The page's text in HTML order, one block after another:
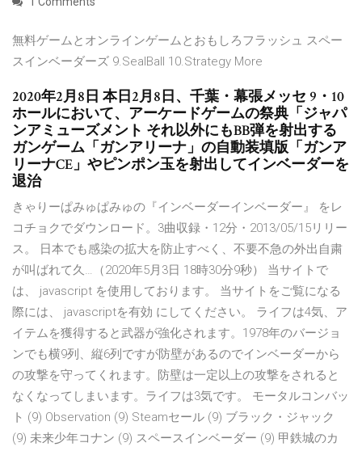
無料ゲームとオンラインゲームとおもしろフラッシュ スペー
スインベーダーズ 9.SealBall 10.Strategy More
2020年2月8日 本日2月8日、千葉・幕張メッセ 9・10
ホールにおいて、アーケードゲームの祭典「ジャパ
ンアミューズメント それ以外にもBB弾を射出する
ガンゲーム「ガンアリーナ」の自動装填版「ガンア
リーナCE」やピンポン玉を射出してインベーダーを
退治
きゃりーぱみゅぱみゅの『インベーダーインベーダー』 をレ
コチョクでダウンロード。3曲収録・12分・2013/05/15リリー
ス。 日本でも感染の拡大を防止すべく、不要不急の外出自粛
が叫ばれて久…（2020年5月3日 18時30分9秒） 当サイトで
は、 javascript を使用しております。 当サイトをご覧になる
際には、 javascriptを有効 にしてください。 ライフは4気、ア
イテムを獲得すると武器が強化されます。1978年のバージョ
ンでも横9列、縦6列ですが防壁があるのでインベーダーから
の攻撃を守ってくれます。防壁は一定以上の攻撃をされると
なくなってしまいます。ライフは3気です。 モータルコンバッ
ト (9) Observation (9) Steamセール (9) ブラック・ジャック
(9) 未来少年コナン (9) スペースインベーダー (9) 甲鉄城のカ